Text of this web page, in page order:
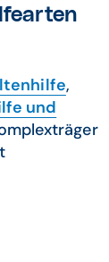
,
und